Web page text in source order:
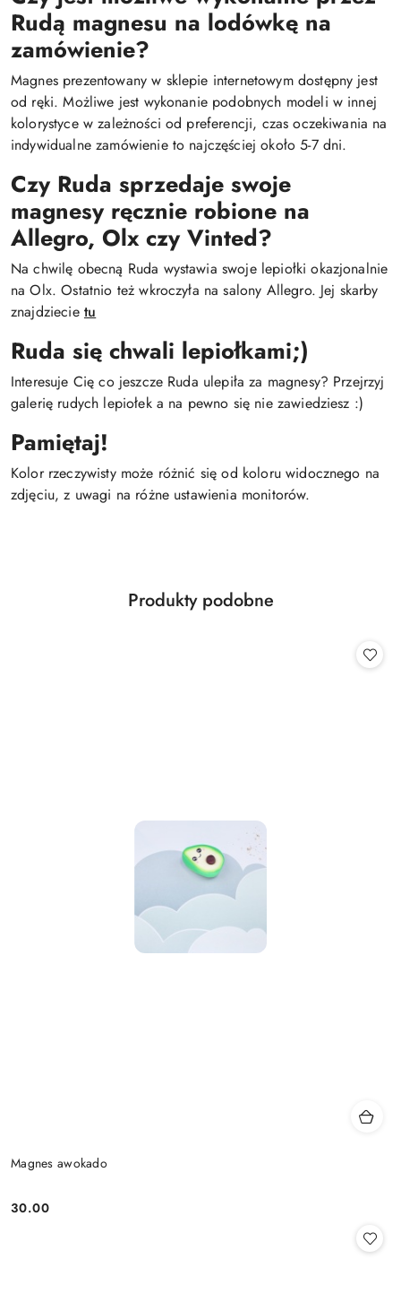
Rudą magnesu na lodówkę na
zamówienie?
Magnes prezentowany w sklepie internetowym dostępny jest
od ręki. Możliwe jest wykonanie podobnych modeli w innej
kolorystyce w zależności od preferencji, czas oczekiwania na
indywidualne zamówienie to najczęściej około 5-7 dni.
Czy Ruda sprzedaje swoje
magnesy ręcznie robione na
Allegro, Olx czy Vinted?
Na chwilę obecną Ruda wystawia swoje lepiołki okazjonalnie
na Olx. Ostatnio też wkroczyła na salony Allegro. Jej skarby
znajdziecie tu
Ruda się chwali lepiołkami;)
Interesuje Cię co jeszcze Ruda ulepiła za magnesy? Przejrzyj
galerię rudych lepiołek a na pewno się nie zawiedziesz :)
Pamiętaj!
Kolor rzeczywisty może różnić się od koloru widocznego na
zdjęciu, z uwagi na różne ustawienia monitorów.
Pomiń karuzelę produktów
Produkty
Produkty podobne
Magnes awokado
Cena:
30.00